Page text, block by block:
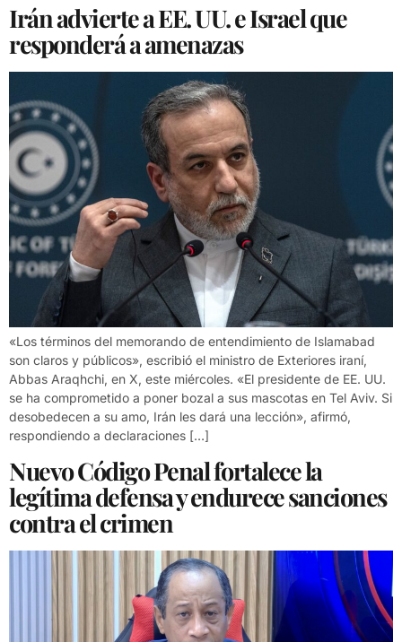
Irán advierte a EE. UU. e Israel que
responderá a amenazas
«Los términos del memorando de entendimiento de Islamabad
son claros y públicos», escribió el ministro de Exteriores iraní,
Abbas Araqhchi, en X, este miércoles. «El presidente de EE. UU.
se ha comprometido a poner bozal a sus mascotas en Tel Aviv. Si
desobedecen a su amo, Irán les dará una lección», afirmó,
respondiendo a declaraciones […]
Nuevo Código Penal fortalece la
legítima defensa y endurece sanciones
contra el crimen